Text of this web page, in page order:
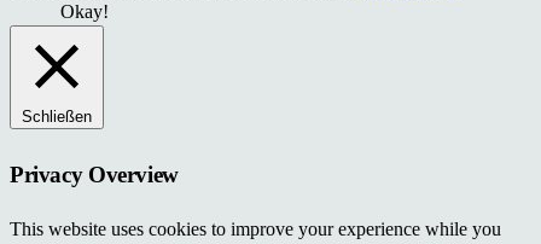
Okay!
Schließen
Privacy Overview
This website uses cookies to improve your experience while you